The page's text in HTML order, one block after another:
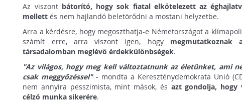
Az viszont bátorító, hogy sok fiatal elkötelezett az
mellett és nem hajlandó beletörődni a mostani helyzetbe.
Arra a kérdésre, hogy megoszthatja-e Németországot a
számít erre, arra viszont igen, hogy megmutatkoznak
társadalomban meglévő érdekkülönbségek.
"Az világos, hogy meg kell változtatnunk az életünket, ami
csak meggyőzéssel"- mondta a Kereszténydemokrata Unió
nem annyira pesszimista, mint mások, és azt gondolja, hogy
célzó munka sikerére.